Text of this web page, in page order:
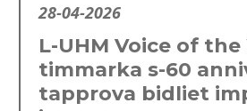
28-04-2026
L-UHM Voice of
timmarka s-60
tapprova bidliet